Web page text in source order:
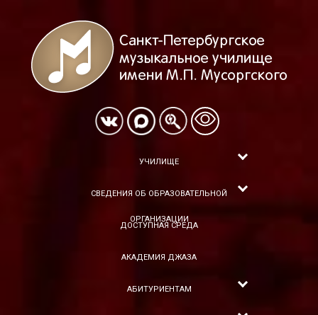
УЧИЛИЩЕ
СВЕДЕНИЯ ОБ ОБРАЗОВАТЕЛЬНОЙ
ОРГАНИЗАЦИИ
ДОСТУПНАЯ СРЕДА
АКАДЕМИЯ ДЖАЗА
АБИТУРИЕНТАМ